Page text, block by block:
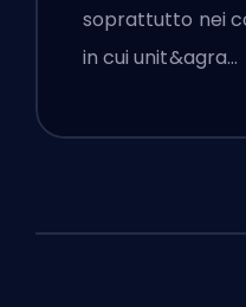
soprattutto nei
in cui unit&agra…